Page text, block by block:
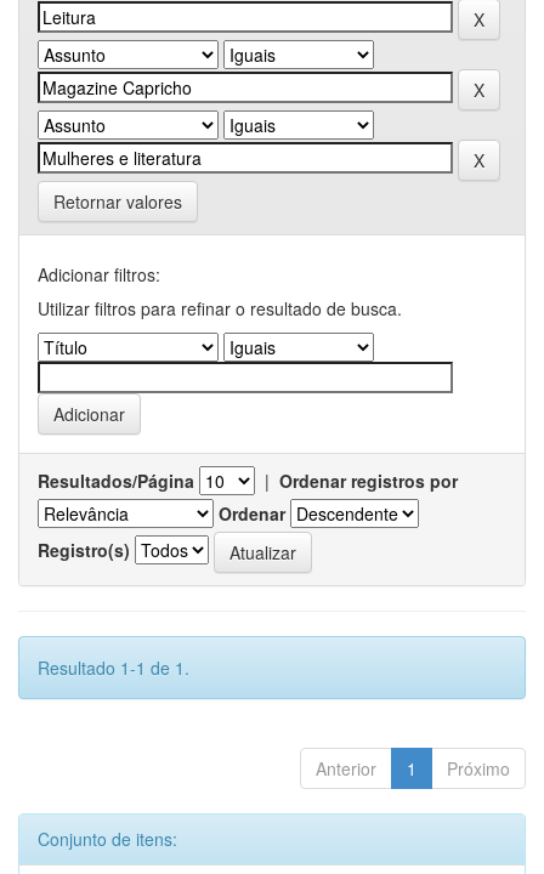
Retornar valores
Adicionar filtros:
Utilizar filtros para refinar o resultado de busca.
Resultados/Página | Ordenar registros por
Ordenar
Registro(s)
Resultado 1-1 de 1.
Anterior 1 Próximo
Conjunto de itens: